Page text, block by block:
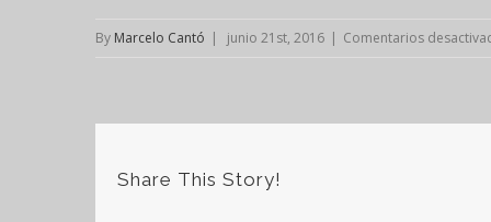
By Marcelo Cantó | junio 21st, 2016 | Comentarios
Share This Story!